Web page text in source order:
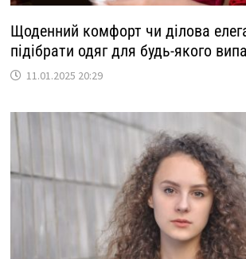
Щоденний комфорт чи ділова
підібрати одяг для будь-якого
11.01.2025 20:29